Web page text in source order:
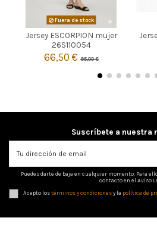
Fuera de stock
Jersey ESCORPION mujer
26S110054
66,50 €95,00 €
 Agotado
Suscríbete a nuestra
Puedes darte de baja en cualquier momento. Para
contacto en el Aviso
Acepto lostérminos y condicionesy la política de